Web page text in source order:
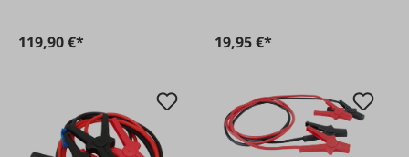
119,90 €* 19,95 €*